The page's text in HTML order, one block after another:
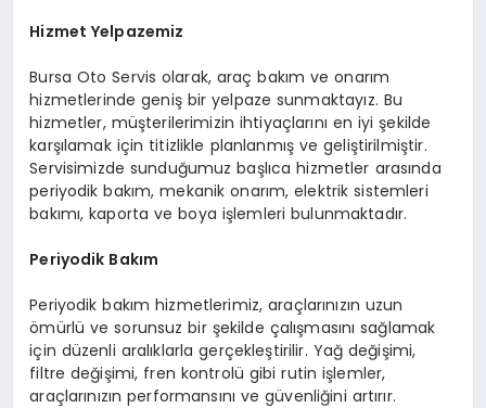
Hizmet Yelpazemiz
Bursa Oto Servis olarak, araç bakım ve onarım
hizmetlerinde geniş bir yelpaze sunmaktayız. Bu
hizmetler, müşterilerimizin ihtiyaçlarını en iyi şekilde
karşılamak için titizlikle planlanmış ve geliştirilmiştir.
Servisimizde sunduğumuz başlıca hizmetler arasında
periyodik bakım, mekanik onarım, elektrik sistemleri
bakımı, kaporta ve boya işlemleri bulunmaktadır.
Periyodik Bakım
Periyodik bakım hizmetlerimiz, araçlarınızın uzun
ömürlü ve sorunsuz bir şekilde çalışmasını sağlamak
için düzenli aralıklarla gerçekleştirilir. Yağ değişimi,
filtre değişimi, fren kontrolü gibi rutin işlemler,
araçlarınızın performansını ve güvenliğini artırır.